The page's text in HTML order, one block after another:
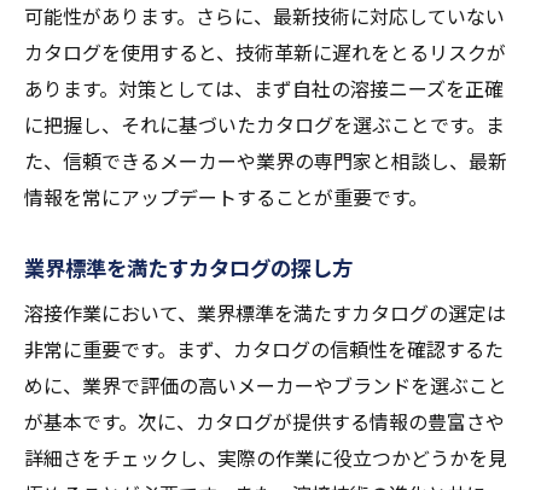
可能性があります。さらに、最新技術に対応していない
カタログを使用すると、技術革新に遅れをとるリスクが
あります。対策としては、まず自社の溶接ニーズを正確
に把握し、それに基づいたカタログを選ぶことです。ま
た、信頼できるメーカーや業界の専門家と相談し、最新
情報を常にアップデートすることが重要です。
業界標準を満たすカタログの探し方
溶接作業において、業界標準を満たすカタログの選定は
非常に重要です。まず、カタログの信頼性を確認するた
めに、業界で評価の高いメーカーやブランドを選ぶこと
が基本です。次に、カタログが提供する情報の豊富さや
詳細さをチェックし、実際の作業に役立つかどうかを見